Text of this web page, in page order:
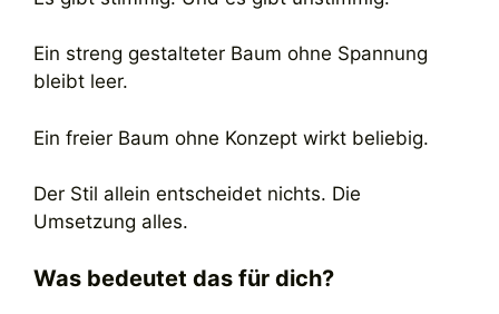
Ein streng gestalteter Baum ohne Spannung
bleibt leer.
Ein freier Baum ohne Konzept wirkt beliebig.
Der Stil allein entscheidet nichts. Die
Umsetzung alles.
Was bedeutet das für dich?